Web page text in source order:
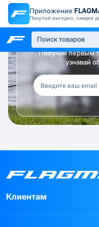
Приложение
Покупай выгодно, скидки
Получай первым
узнавай
Клиентам